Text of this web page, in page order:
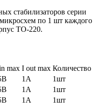
стабилизаторов серии
по 1 шт каждого
TO-220.
max I out max Количество
1А
1шт
1А
1шт
1А
1шт